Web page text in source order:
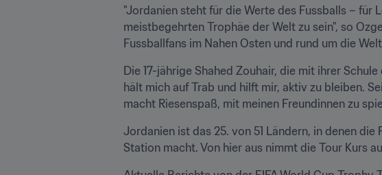
"Jordanien steht für die Werte des Fussballs – für
meistbegehrten Trophäe der Welt zu sein", so
Fussballfans im Nahen Osten und rund um die
Die 17-jährige Shahed Zouhair, die mit ihrer
hält mich auf Trab und hilft mir, aktiv zu bleiben.
macht Riesenspaß, mit meinen Freundinnen zu
Jordanien ist das 25. von 51 Ländern, in denen
Station macht. Von hier aus nimmt die Tour Kurs